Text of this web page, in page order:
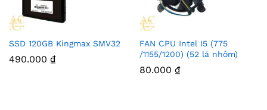
SSD 120GB Kingmax SMV32
490.000 ₫
FAN CPU Intel I5 (775
/1155/1200) (52 lá nhôm)
80.000 ₫